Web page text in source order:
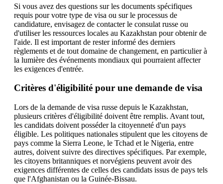
Si vous avez des questions sur les documents spécifiques
requis pour votre type de visa ou sur le processus de
candidature, envisagez de contacter le consulat russe ou
d'utiliser les ressources locales au Kazakhstan pour obtenir de
l'aide. Il est important de rester informé des derniers
règlements et de tout domaine de changement, en particulier à
la lumière des événements mondiaux qui pourraient affecter
les exigences d'entrée.
Critères d'éligibilité pour une demande de visa
Lors de la demande de visa russe depuis le Kazakhstan,
plusieurs critères d'éligibilité doivent être remplis. Avant tout,
les candidats doivent posséder la citoyenneté d'un pays
éligible. Les politiques nationales stipulent que les citoyens de
pays comme la Sierra Leone, le Tchad et le Nigeria, entre
autres, doivent suivre des directives spécifiques. Par exemple,
les citoyens britanniques et norvégiens peuvent avoir des
exigences différentes de celles des candidats issus de pays tels
que l'Afghanistan ou la Guinée-Bissau.